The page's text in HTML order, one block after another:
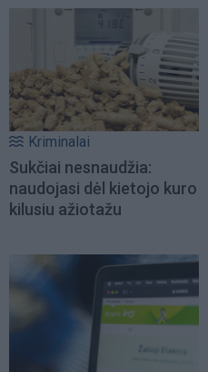
Kriminalai
Sukčiai nesnaudžia:
naudojasi dėl kietojo kuro
kilusiu ažiotažu